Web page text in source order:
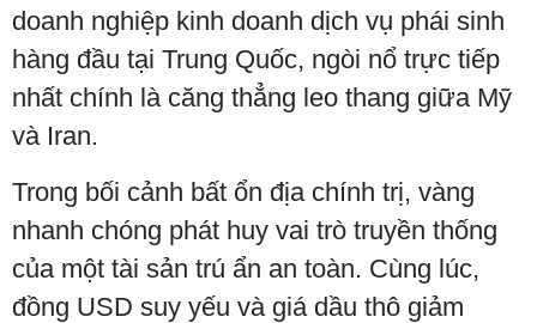
doanh nghiệp kinh doanh dịch vụ phái sinh
hàng đầu tại Trung Quốc, ngòi nổ trực tiếp
nhất chính là căng thẳng leo thang giữa Mỹ
và Iran.
Trong bối cảnh bất ổn địa chính trị, vàng
nhanh chóng phát huy vai trò truyền thống
của một tài sản trú ẩn an toàn. Cùng lúc,
đồng USD suy yếu và giá dầu thô giảm